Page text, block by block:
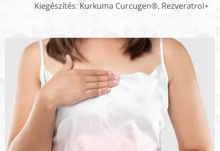
Kiegészítés: Kurkuma Curcugen®, Rezveratrol+